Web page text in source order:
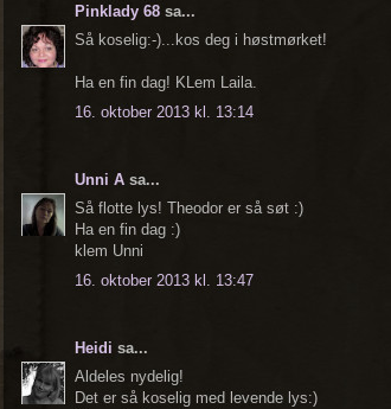
Pinklady 68 sa...
Så koselig:-)...kos deg i høstmørket!
Ha en fin dag! KLem Laila.
16. oktober 2013 kl. 13:14
Unni A sa...
Så flotte lys! Theodor er så søt :)
Ha en fin dag :)
klem Unni
16. oktober 2013 kl. 13:47
Heidi sa...
Aldeles nydelig!
Det er så koselig med levende lys:)